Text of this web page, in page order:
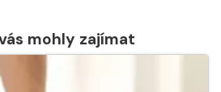
mohly zajímat